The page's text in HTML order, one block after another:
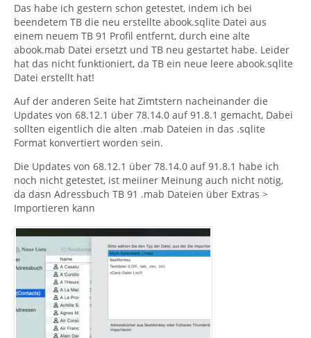
Das habe ich gestern schon getestet, indem ich bei
beendetem TB die neu erstellte abook.sqlite Datei aus
einem neuem TB 91 Profil entfernt, durch eine alte
abook.mab Datei ersetzt und TB neu gestartet habe. Leider
hat das nicht funktioniert, da TB ein neue leere abook.sqlite
Datei erstellt hat!
Auf der anderen Seite hat Zimtstern nacheinander die
Updates von 68.12.1 über 78.14.0 auf 91.8.1 gemacht, Dabei
sollten eigentlich die alten .mab Dateien in das .sqlite
Format konvertiert worden sein.
Die Updates von 68.12.1 über 78.14.0 auf 91.8.1 habe ich
noch nicht getestet, ist meiiner Meinung auch nicht nötig,
da dasn Adressbuch TB 91 .mab Dateien über Extras >
Importieren kann